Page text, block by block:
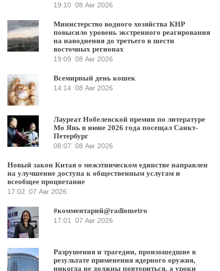
19:10 08 Авг 2026
Министерство водного хозяйства КНР
повысило уровень экстренного реагирования
на наводнения до третьего в шести
восточных регионах
19:09 08 Авг 2026
Всемирный день кошек
14:14 08 Авг 2026
Лауреат Нобелевской премии по литературе
Мо Янь в июне 2026 года посещал Санкт-
Петербург
08:07 08 Авг 2026
Новый закон Китая о межэтническом единстве направлен
на улучшение доступа к общественным услугам и
всеобщее процветание
17:02 07 Авг 2026
#комментарий@radiometro
17:01 07 Авг 2026
Разрушения и трагедии, произошедшие в
результате применения ядерного оружия,
никогда не должны повториться, а уроки